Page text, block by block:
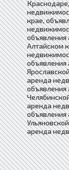
крае,
Алтайском
аренда
аренда
аренда